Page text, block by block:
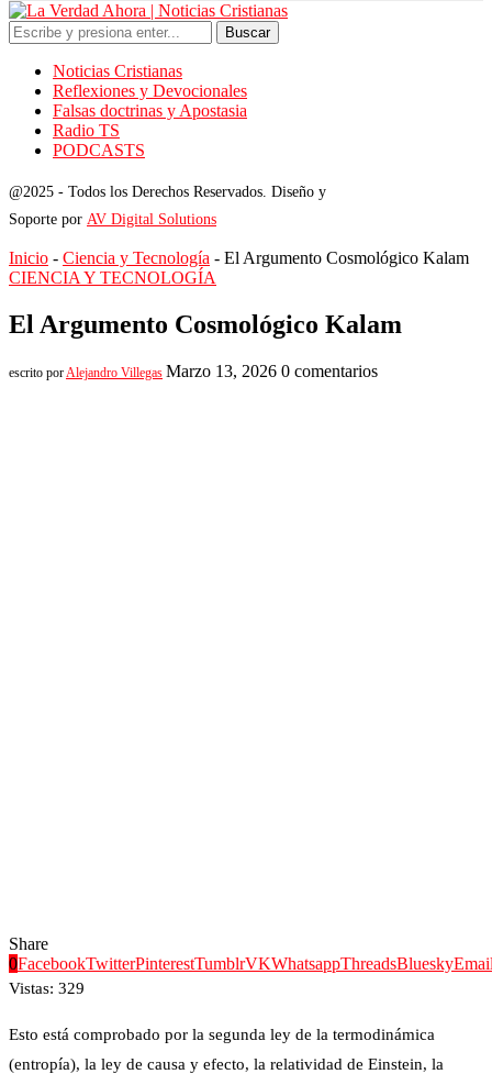
Buscar
Noticias Cristianas
Reflexiones y Devocionales
Falsas doctrinas y Apostasia
Radio TS
PODCASTS
@2025 - Todos los Derechos Reservados. Diseño y
Soporte por AV Digital Solutions
Inicio - Ciencia y Tecnología - El Argumento Cosmológico Kalam
CIENCIA Y TECNOLOGÍA
El Argumento Cosmológico Kalam
escrito porAlejandro Villegas Marzo 13, 2026 0 comentarios
Share
0FacebookTwitterPinterestTumblrVKWhatsappThreadsBluesky
Vistas: 329
Esto está comprobado por la segunda ley de la termodinámica
(entropía), la ley de causa y efecto, la relatividad de Einstein, la